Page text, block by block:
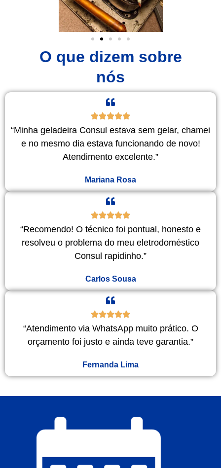
O que dizem sobre
nós
“Minha geladeira Consul estava sem gelar, chamei
e no mesmo dia estava funcionando de novo!
Atendimento excelente.”
Mariana Rosa
“Recomendo! O técnico foi pontual, honesto e
resolveu o problema do meu eletrodoméstico
Consul rapidinho.”
Carlos Sousa
“Atendimento via WhatsApp muito prático. O
orçamento foi justo e ainda teve garantia.”
Fernanda Lima